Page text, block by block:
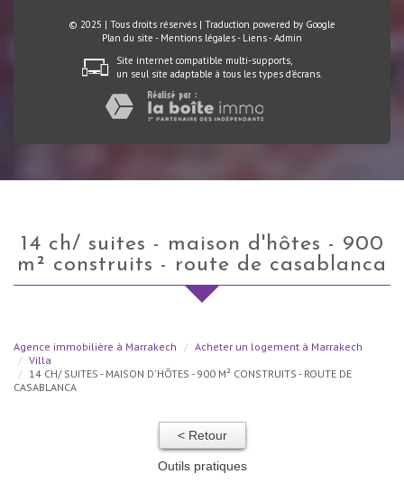
© 2025 | Tous droits réservés | Traduction powered by Google
Plan du site - Mentions légales- Liens-Admin
Site internet compatible multi-supports,
un seul site adaptable à tous les types d'écrans.
14 ch/ suites - maison d'hôtes - 900
m² construits - route de casablanca
Agence immobilière à Marrakech
Acheter un logement à Marrakech
Villa
14 CH/ SUITES - MAISON D'HÔTES - 900 M² CONSTRUITS - ROUTE DE
CASABLANCA
< Retour
Outils pratiques